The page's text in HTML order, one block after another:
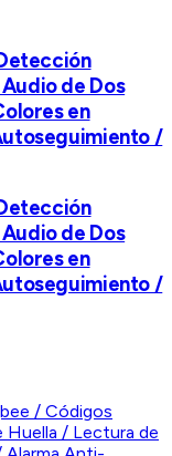
de Dos
en
/
de Dos
en
/